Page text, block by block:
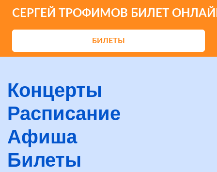
СЕРГЕЙ ТРОФИМОВ БИЛЕТ
БИЛЕТЫ
Концерты
Расписание
Афиша
Билеты